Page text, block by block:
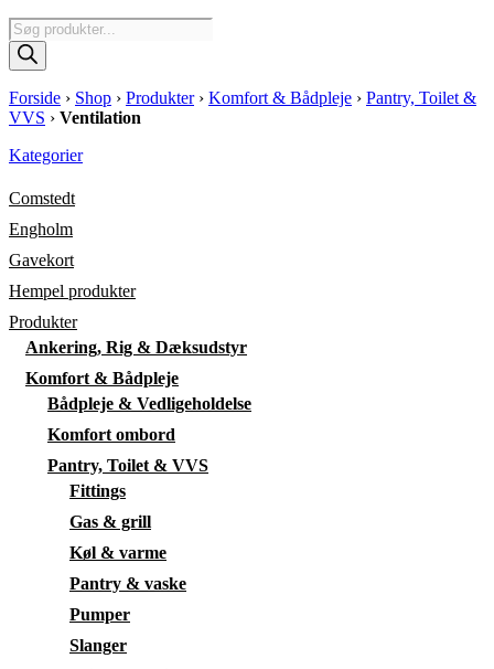
Products
search
Forside › Shop › Produkter› Komfort & Bådpleje › Pantry, Toilet &
VVS › Ventilation
Kategorier
Comstedt
Engholm
Gavekort
Hempel produkter
Produkter
Ankering, Rig & Dæksudstyr
Komfort & Bådpleje
Bådpleje & Vedligeholdelse
Komfort ombord
Pantry, Toilet & VVS
Fittings
Gas & grill
Køl & varme
Pantry & vaske
Pumper
Slanger